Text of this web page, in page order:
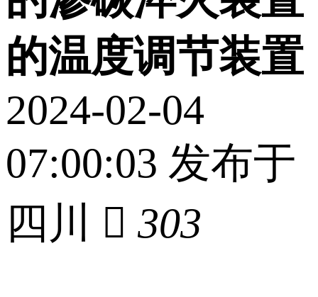
的温度调节装置
2024-02-04
07:00:03 发布于
四川
 303